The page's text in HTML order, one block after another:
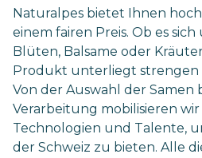
Naturalpes bietet Ihnen
einem fairen Preis. Ob es
Blüten, Balsame oder
Produkt unterliegt strengen
Von der Auswahl der Samen
Verarbeitung mobilisieren
Technologien und Talente,
der Schweiz zu bieten. Alle